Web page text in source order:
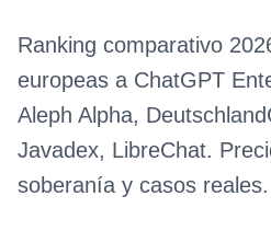
Ranking comparativo
europeas a ChatGPT
Aleph Alpha,
Javadex, LibreChat.
soberanía y casos reales.